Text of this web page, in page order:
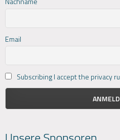
Email
Subscribing I accept the privacy